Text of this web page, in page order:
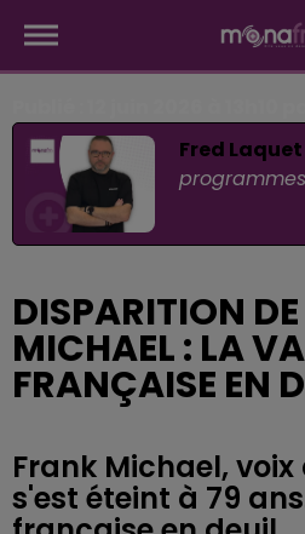
Fred Laquet
programmes
DISPARITION
MICHAEL : LA
FRANÇAISE EN
Frank Michael, voix
s'est éteint à 79